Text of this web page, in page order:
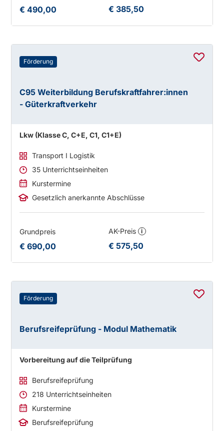
€ 490,00 € 385,50
Förderung
C95 Weiterbildung Berufskraftfahrer:innen
- Güterkraftverkehr
Lkw (Klasse C, C+E, C1, C1+E)
Transport I Logistik
35 Unterrichtseinheiten
Kurstermine
Gesetzlich anerkannte Abschlüsse
Grundpreis
€ 690,00
AK-Preis i
€ 575,50
Förderung
Berufsreifeprüfung - Modul Mathematik
Vorbereitung auf die Teilprüfung
Berufsreifeprüfung
218 Unterrichtseinheiten
Kurstermine
Berufsreifeprüfung